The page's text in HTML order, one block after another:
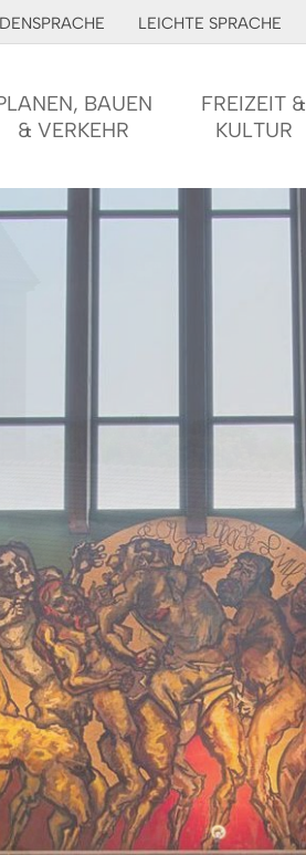
LEICHTE SPRACHE
BAUEN
& VERKEHR
FREIZEIT &
KULTUR